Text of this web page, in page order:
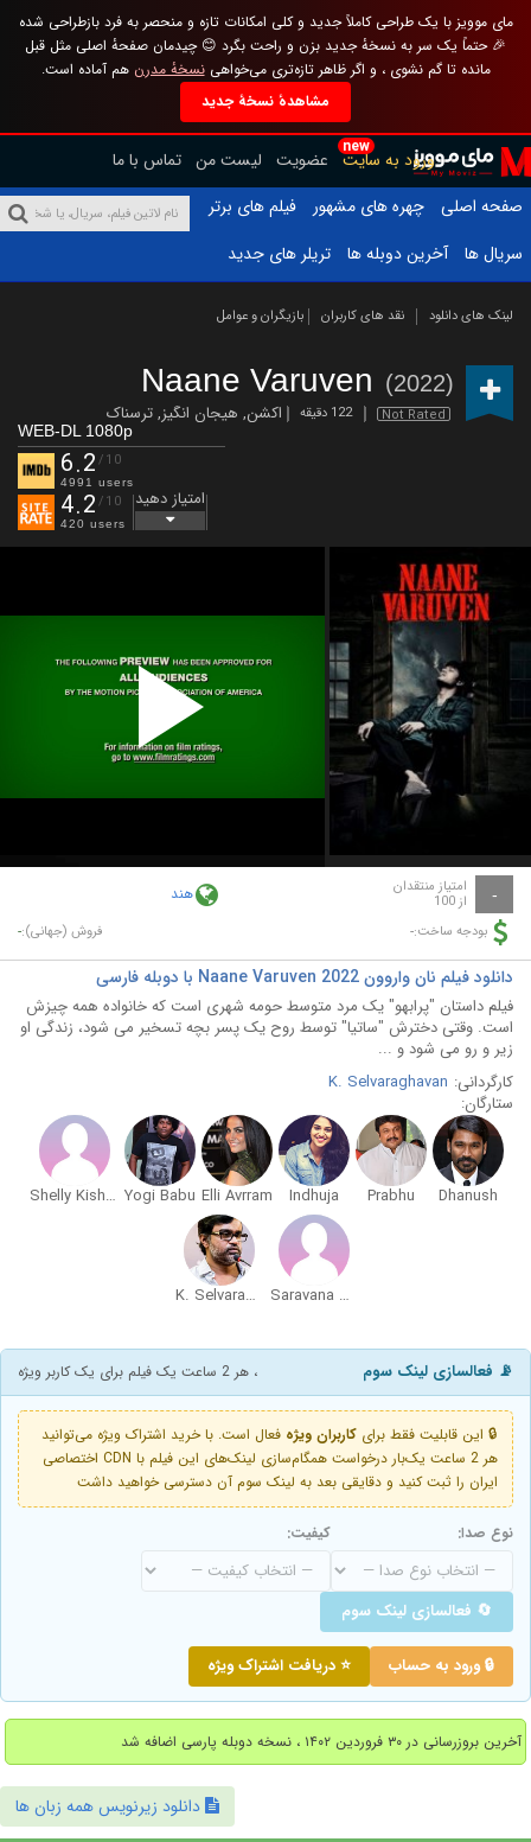
مای موویز با یک طراحی کاملاً جدید و کلی امکانات تازه و منحصر به فرد بازطراحی شده
🎉 حتماً یک سر به نسخهٔ جدید بزن و راحت بگرد 😊 چیدمان صفحهٔ اصلی مثل قبل
مانده تا گم نشوی ، و اگر ظاهر تازه‌تری می‌خواهینسخهٔ مدرن هم آماده است.
مشاهدهٔ نسخهٔ جدید
new
ورود به سایت عضویت لیست من تماس با ما
صفحه اصلی
چهره های مشهور
فیلم های برتر
سریال ها
آخرین دوبله ها تریلر های جدید
لینک های دانلود نقد های کاربران بازیگران و عوامل
Naane Varuven (2022)
Not Rated 122 دقیقه اکشن, هیجان انگیز,ترسناک
WEB-DL 1080p
6.2 /10
4991 users
4.2 /10
420 users
امتیاز دهید
Play
Video
- امتیاز منتقدان
از 100 هند
بودجه ساخت:- فروش (جهانی):-
دانلود فیلم نان واروون Naane Varuven 2022 با دوبله فارسی
فیلم داستان "پرابهو" یک مرد متوسط حومه شهری است که خانواده همه چیزش
است. وقتی دخترش "ساتیا" توسط روح یک پسر بچه تسخیر می شود، زندگی او
زیر و رو می شود و ...
کارگردانی: K. Selvaraghavan
ستارگان:
Dhanush
Prabhu
Indhuja
Elli Avrram
Yogi Babu
Shelly Kishore
Saravana Subbiah
K. Selvaraghavan
📡 فعالسازی لینک سوم ، هر 2 ساعت یک فیلم برای یک کاربر ویژه
🔒 این قابلیت فقط برای کاربران ویژه فعال است. با خرید اشتراک ویژه می‌توانید
هر 2 ساعت یک‌بار درخواست همگام‌سازی لینک‌های این فیلم با CDN اختصاصی
ایران را ثبت کنید و دقایقی بعد به لینک سوم آن دسترسی خواهید داشت
نوع صدا: کیفیت:
🔄 فعالسازی لینک سوم
🔒 ورود به حساب ⭐ دریافت اشتراک ویژه
آخرین بروزرسانی در ۳۰ فروردین ۱۴۰۲ ، نسخه دوبله پارسی اضافه شد
دانلود زیرنویس همه زبان ها